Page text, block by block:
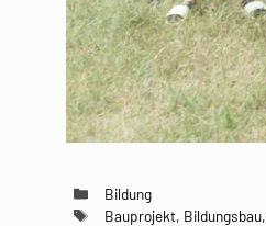
Kategorien
Bildung
Schlagwörter
Bauprojekt, Bildungsbau,